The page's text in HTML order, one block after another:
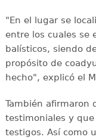
"En el lugar se
entre los cuales se
balísticos, siendo
propósito de
hecho", explicó el
También afirmaron
testimoniales y
testigos. Así como